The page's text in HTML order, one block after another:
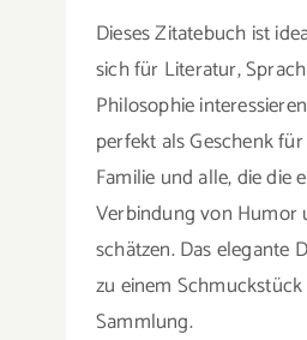
Dieses Zitatebuch ist
sich für Literatur,
Philosophie
perfekt als Geschenk
Familie und alle, die die
Verbindung von Humor
schätzen. Das elegante
zu einem
Sammlung.